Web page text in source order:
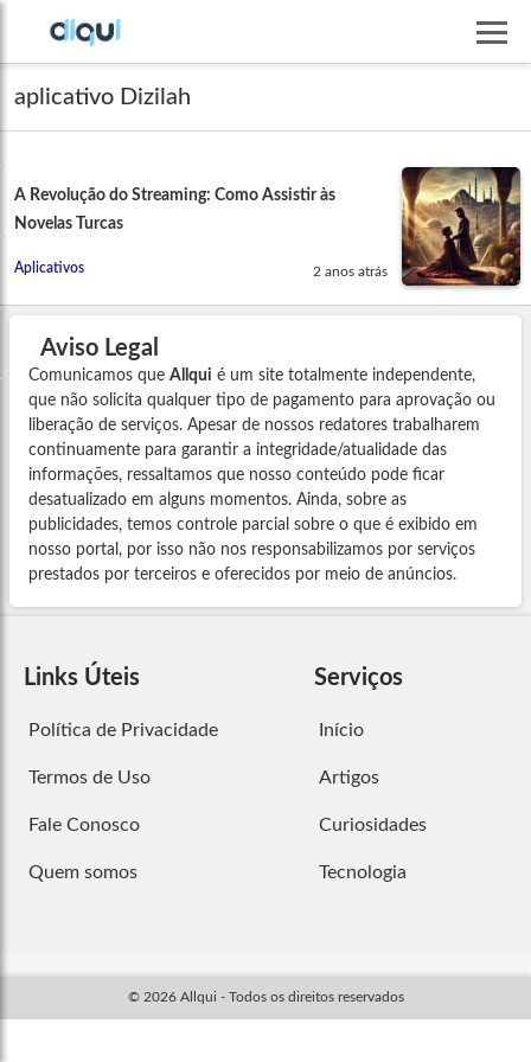
aplicativo Dizilah
A Revolução do Streaming: Como Assistir às
Novelas Turcas
Aplicativos 2 anos atrás
Aviso Legal
Comunicamos que Allqui é um site totalmente independente,
que não solicita qualquer tipo de pagamento para aprovação ou
liberação de serviços. Apesar de nossos redatores trabalharem
continuamente para garantir a integridade/atualidade das
informações, ressaltamos que nosso conteúdo pode ficar
desatualizado em alguns momentos. Ainda, sobre as
publicidades, temos controle parcial sobre o que é exibido em
nosso portal, por isso não nos responsabilizamos por serviços
prestados por terceiros e oferecidos por meio de anúncios.
Links Úteis
Política de Privacidade
Termos de Uso
Fale Conosco
Quem somos
Serviços
Início
Artigos
Curiosidades
Tecnologia
© 2026 Allqui - Todos os direitos reservados